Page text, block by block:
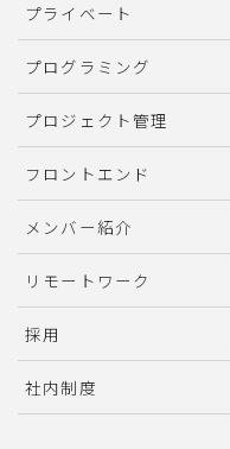
プライベート
プログラミング
プロジェクト管理
フロントエンド
メンバー紹介
リモートワーク
採用
社内制度